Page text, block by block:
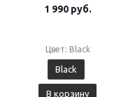
1 990руб.
Цвет: Black
Black
В корзину